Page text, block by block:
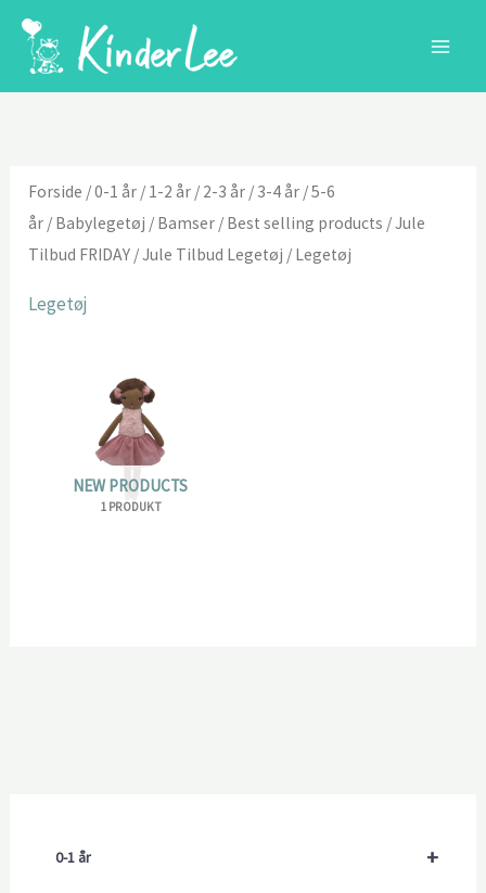
+
0-1 år
Forside /0-1 år / 1-2 år / 2-3 år / 3-4 år /5-6
år / Babylegetøj / Bamser / Best selling products /Jule
Tilbud FRIDAY /Jule Tilbud Legetøj / Legetøj
Legetøj
NEW PRODUCTS
1 PRODUKT